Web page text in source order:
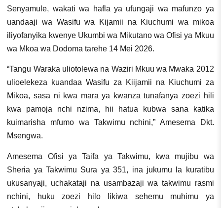
Senyamule, wakati wa hafla ya ufungaji wa mafunzo ya
uandaaji wa Wasifu wa Kijamii na Kiuchumi wa mikoa
iliyofanyika kwenye Ukumbi wa Mikutano wa Ofisi ya Mkuu
wa Mkoa wa Dodoma tarehe 14 Mei 2026.
“Tangu Waraka uliotolewa na Waziri Mkuu wa Mwaka 2012
ulioelekeza kuandaa Wasifu za Kiijamii na Kiuchumi za
Mikoa, sasa ni kwa mara ya kwanza tunafanya zoezi hili
kwa pamoja nchi nzima, hii hatua kubwa sana katika
kuimarisha mfumo wa Takwimu nchini,” Amesema Dkt.
Msengwa.
Amesema Ofisi ya Taifa ya Takwimu, kwa mujibu wa
Sheria ya Takwimu Sura ya 351, ina jukumu la kuratibu
ukusanyaji, uchakataji na usambazaji wa takwimu rasmi
nchini, huku zoezi hilo likiwa sehemu muhimu ya